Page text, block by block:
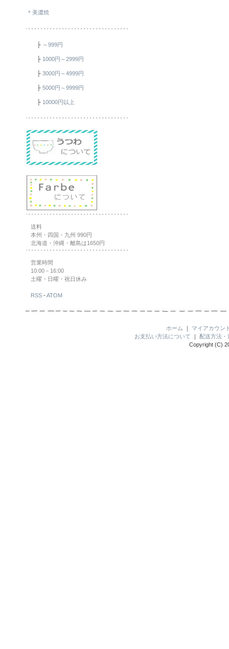
＊美濃焼
├ ～999円
├ 1000円～2999円
├ 3000円～4999円
├ 5000円～9999円
├ 10000円以上
送料
本州・四国・九州 990円
北海道・沖縄・離島は1650円
営業時間
10:00－16:00
土曜・日曜・祝日休み
RSS -ATOM
ホーム ｜
マイアカウン
お支払い方法について ｜ 配送方法・
Copyright (C)